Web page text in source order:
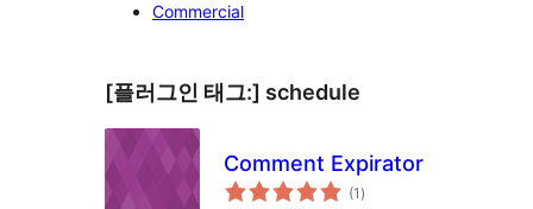
Commercial
[플러그인 태그:] schedule
Comment Expirator
(1 전
체)